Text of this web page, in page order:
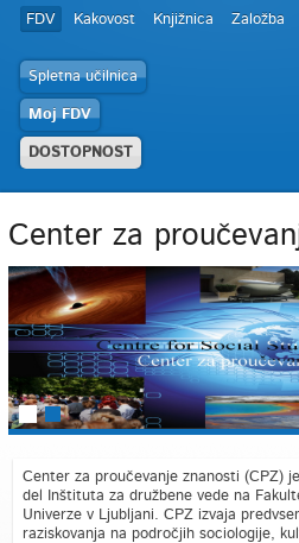
FDV Kakovost Knjižnica Založba
Spletna učilnica
Moj FDV
DOSTOPNOST
Center za
Center za proučevanje znanosti (CPZ)
del Inštituta za družbene vede na
Univerze v Ljubljani. CPZ izvaja
raziskovanja na področjih sociologije,